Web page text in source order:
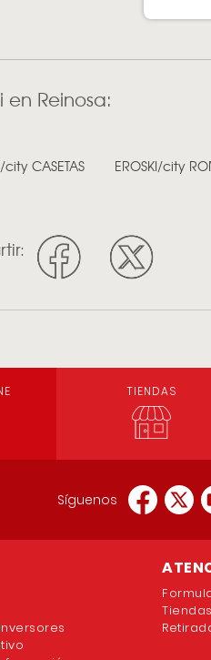
en Reinosa:
city CASETAS EROSKI/city
TIENDAS
Síguenos